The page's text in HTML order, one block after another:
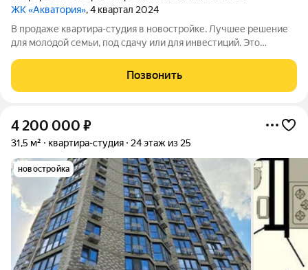
ЖК «Акватория», 4 квартал 2024
В продаже квартира-студия в новостройке. Лучшее решение
для молодой семьи, под сдачу или для инвестиций. Это
функциональное пространство для жизни. Вся площадь будет
использована максимально
Позвонить
4 200 000 ₽
31,5 м² квартира-студия 24 этаж из 25
новостройка